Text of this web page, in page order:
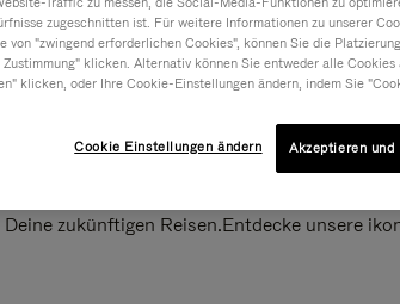
zukünftigen Reisen.Entdecke unsere
zugeschnitten ist. Für weitere Informationen zu unserer
von "zwingend erforderlichen Cookies", können Sie die
klicken. Alternativ können Sie entweder alle
klicken, oder Ihre Cookie-Einstellungen ändern, indem Sie
Cookie Einstellungen ändern Akzeptieren